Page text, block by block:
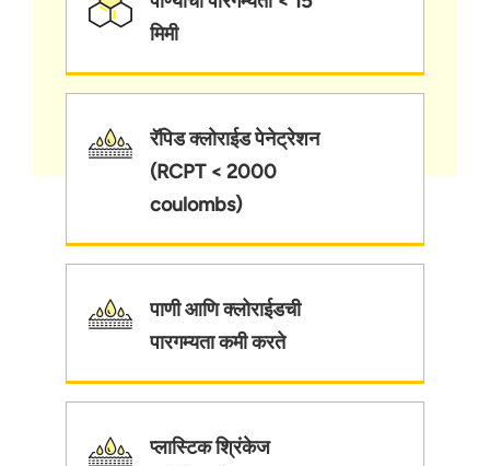
मिमी
रॅपिड क्लोराईड पेनेट्रेशन
(RCPT < 2000
coulombs)
पाणी आणि क्लोराईडची
पारगम्यता कमी करते
प्लास्टिक श्रिंकेज